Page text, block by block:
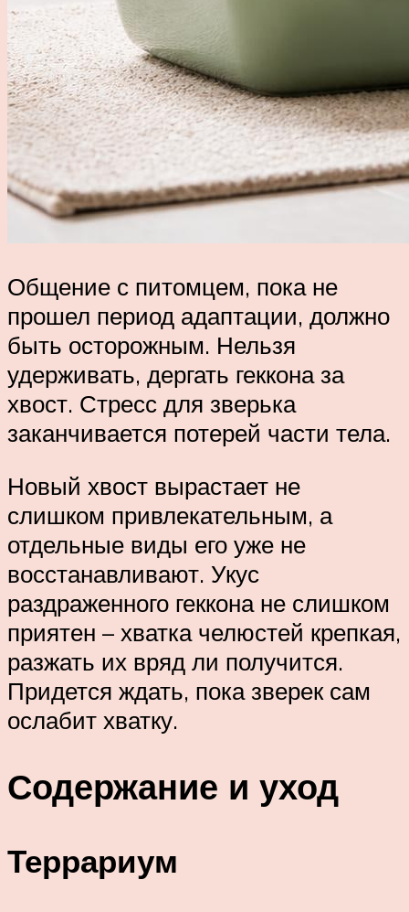
Общение с питомцем, пока не
прошел период адаптации, должно
быть осторожным. Нельзя
удерживать, дергать геккона за
хвост. Стресс для зверька
заканчивается потерей части тела.
Новый хвост вырастает не
слишком привлекательным, а
отдельные виды его уже не
восстанавливают. Укус
раздраженного геккона не слишком
приятен – хватка челюстей крепкая,
разжать их вряд ли получится.
Придется ждать, пока зверек сам
ослабит хватку.
Содержание и уход
Террариум